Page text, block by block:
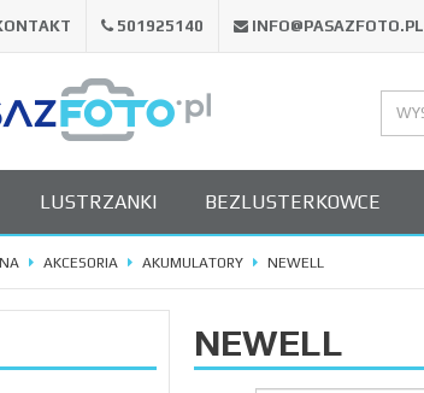
501925140 INFO@PASAZFOTO.PL
LUSTRZANKI BEZLUSTERKOWCE
AKCESORIA AKUMULATORY NEWELL
NEWELL